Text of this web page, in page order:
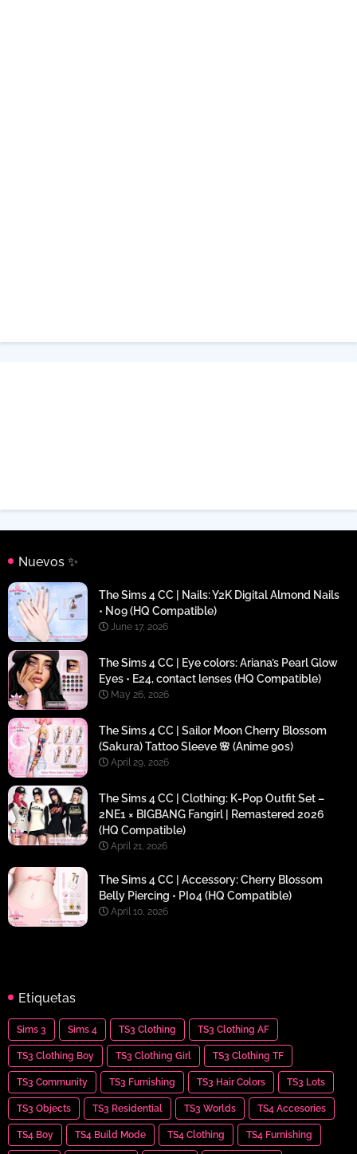
Nuevos ✨
The Sims 4 CC | Nails: Y2K Digital Almond Nails
• N09 (HQ Compatible)
June 17, 2026
The Sims 4 CC | Eye colors: Ariana’s Pearl Glow
Eyes • E24, contact lenses (HQ Compatible)
May 26, 2026
The Sims 4 CC | Sailor Moon Cherry Blossom
(Sakura) Tattoo Sleeve 🌸 (Anime 90s)
April 29, 2026
The Sims 4 CC | Clothing: K-Pop Outfit Set –
2NE1 × BIGBANG Fangirl | Remastered 2026
(HQ Compatible)
April 21, 2026
The Sims 4 CC | Accessory: Cherry Blossom
Belly Piercing • PI04 (HQ Compatible)
April 10, 2026
Etiquetas
Sims 3 Sims 4 TS3 Clothing TS3 Clothing AF
TS3 Clothing Boy TS3 Clothing Girl TS3 Clothing TF
TS3 Community TS3 Furnishing TS3 Hair Colors TS3 Lots
TS3 Objects TS3 Residential TS3 Worlds TS4 Accesories
TS4 Boy TS4 Build Mode TS4 Clothing TS4 Furnishing